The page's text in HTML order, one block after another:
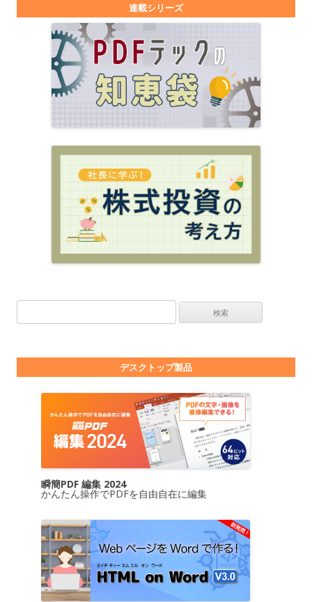
連載シリーズ
デスクトップ製品
瞬簡PDF 編集 2024
かんたん操作でPDFを自由自在に編集